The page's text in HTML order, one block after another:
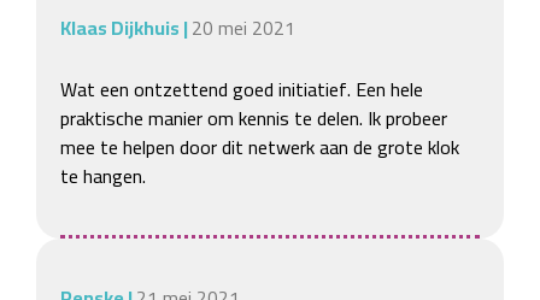
Klaas Dijkhuis|20 mei 2021
Wat een ontzettend goed initiatief. Een hele
praktische manier om kennis te delen. Ik probeer
mee te helpen door dit netwerk aan de grote klok
te hangen.